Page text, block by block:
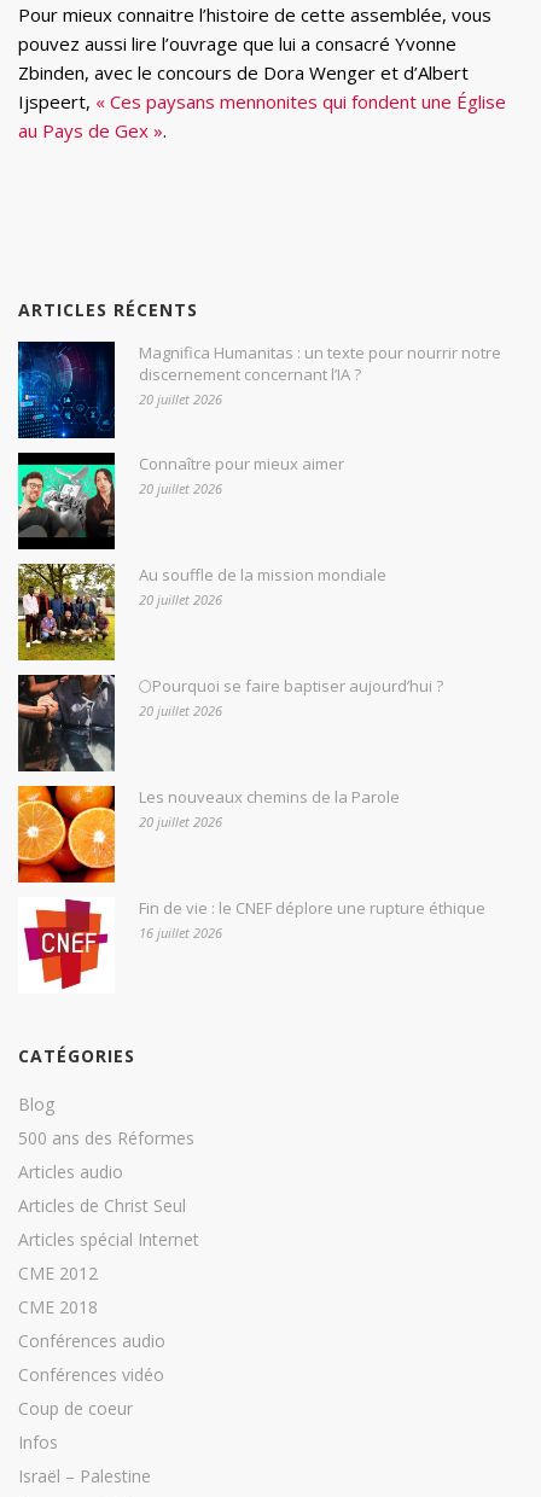
Pour mieux connaitre l’histoire de cette assemblée, vous
pouvez aussi lire l’ouvrage que lui a consacré Yvonne
Zbinden, avec le concours de Dora Wenger et d’Albert
Ijspeert, « Ces paysans mennonites qui fondent une Église
au Pays de Gex ».
ARTICLES RÉCENTS
Magnifica Humanitas : un texte pour nourrir notre
discernement concernant l’IA ?
20 juillet 2026
Connaître pour mieux aimer
20 juillet 2026
Au souffle de la mission mondiale
20 juillet 2026
🌕Pourquoi se faire baptiser aujourd’hui ?
20 juillet 2026
Les nouveaux chemins de la Parole
20 juillet 2026
Fin de vie : le CNEF déplore une rupture éthique
16 juillet 2026
CATÉGORIES
Blog
500 ans des Réformes
Articles audio
Articles de Christ Seul
Articles spécial Internet
CME 2012
CME 2018
Conférences audio
Conférences vidéo
Coup de coeur
Infos
Israël – Palestine